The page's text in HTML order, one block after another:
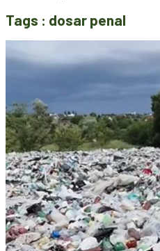
Tags : dosar penal